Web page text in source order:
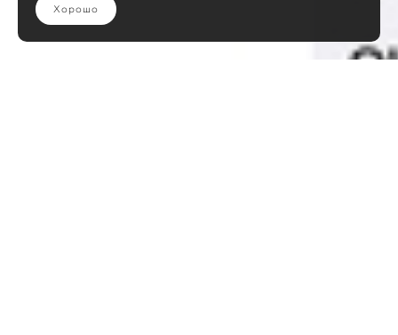
Хорошо